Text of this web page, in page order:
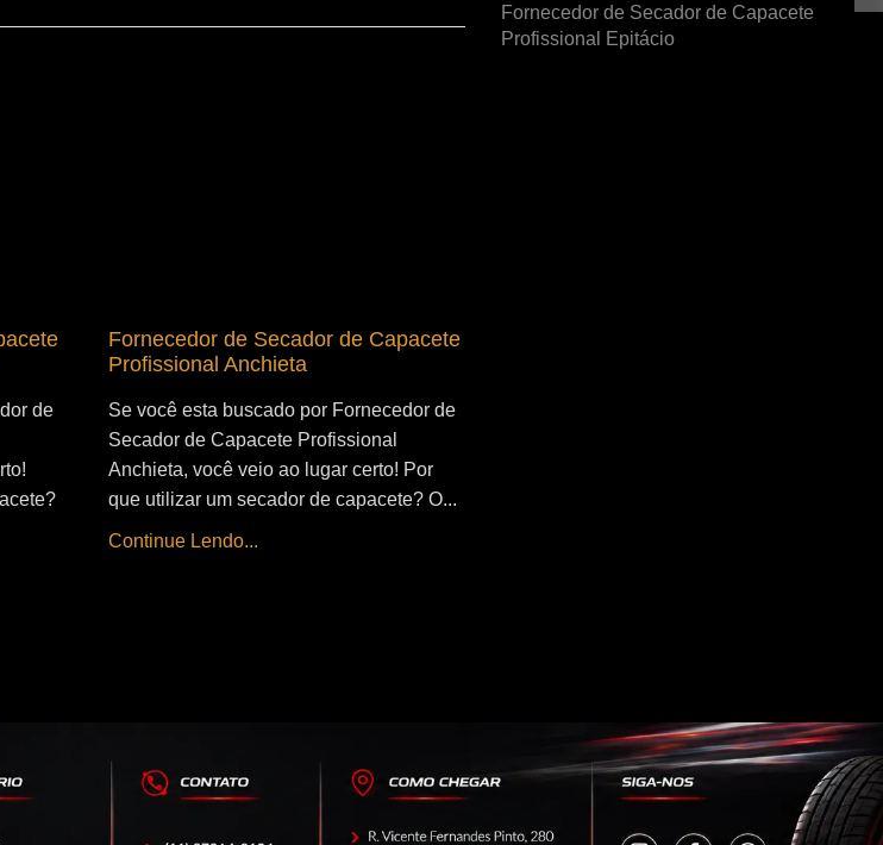
de
Fornecedor de Secador de Capacete
Profissional Anchieta
Se você esta buscado por Fornecedor de
Secador de Capacete Profissional
Anchieta, você veio ao lugar certo! Por
que utilizar um secador de capacete? O...
Continue Lendo...
Fornecedor de Secador de Capacete
Profissional Epitácio